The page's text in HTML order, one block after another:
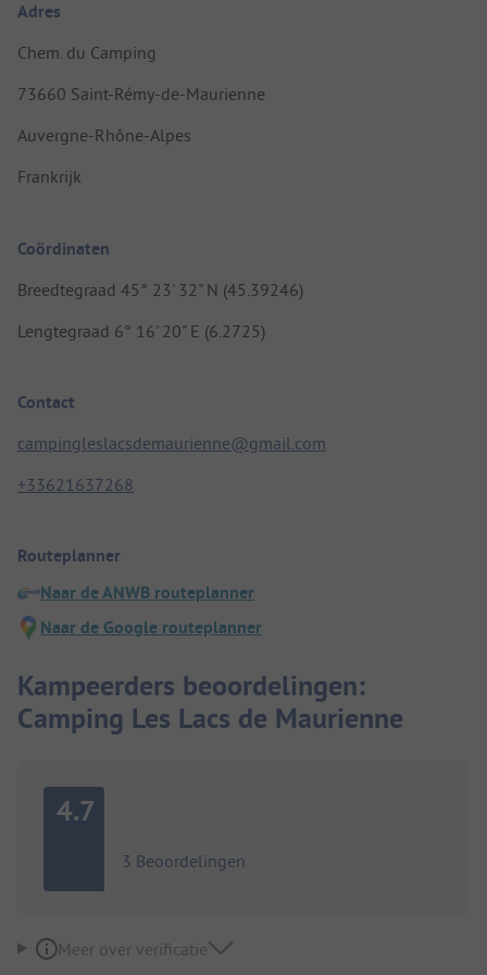
Adres
Chem. du Camping
73660 Saint-Rémy-de-Maurienne
Auvergne-Rhône-Alpes
Frankrijk
Coördinaten
Breedtegraad 45° 23' 32" N (45.39246)
Lengtegraad 6° 16' 20" E (6.2725)
Contact
campingleslacsdemaurienne@gmail.com
+33621637268
Routeplanner
Naar de ANWB routeplanner
Naar de Google routeplanner
Kampeerders beoordelingen:
Camping Les Lacs de Maurienne
4.7
3 Beoordelingen
Meer over verificatie